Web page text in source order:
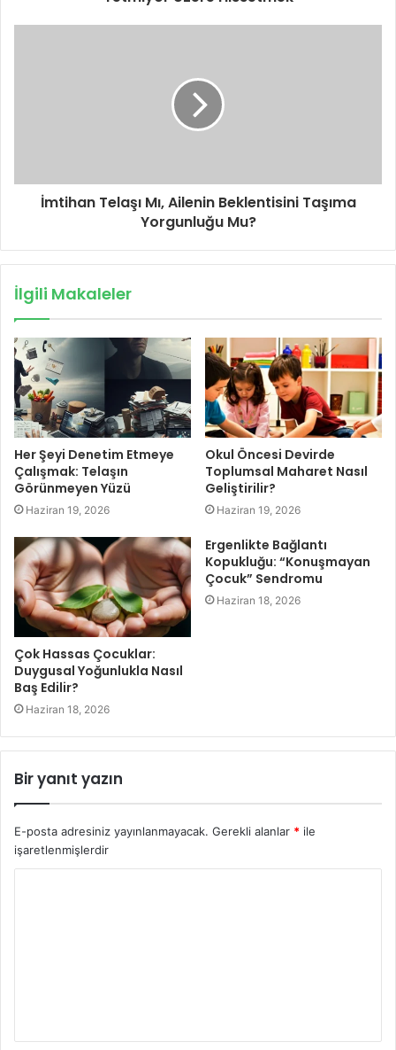
İmtihan Telaşı Mı, Ailenin Beklentisini Taşıma
Yorgunluğu Mu?
İlgili Makaleler
Her Şeyi Denetim Etmeye
Çalışmak: Telaşın
Görünmeyen Yüzü
Haziran 19, 2026
Okul Öncesi Devirde
Toplumsal Maharet Nasıl
Geliştirilir?
Haziran 19, 2026
Çok Hassas Çocuklar:
Duygusal Yoğunlukla Nasıl
Baş Edilir?
Haziran 18, 2026
Ergenlikte Bağlantı
Kopukluğu: “Konuşmayan
Çocuk” Sendromu
Haziran 18, 2026
Bir yanıt yazın
E-posta adresiniz yayınlanmayacak. Gerekli alanlar * ile
işaretlenmişlerdir